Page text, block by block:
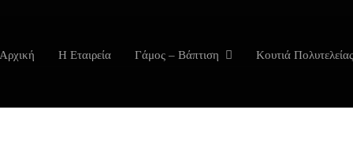
Αρχική Η Εταιρεία Γάμος – Βάπτιση Κουτιά Πολυτελείας